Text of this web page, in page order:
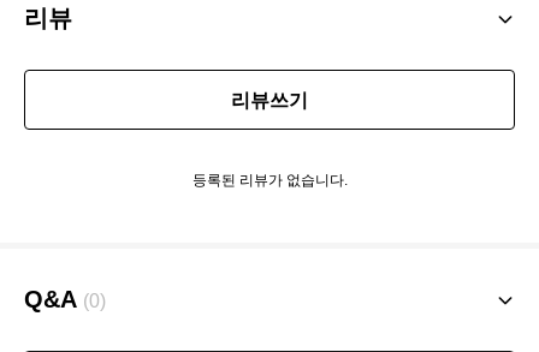
리뷰
리뷰쓰기
등록된 리뷰가 없습니다.
Q&A (0)